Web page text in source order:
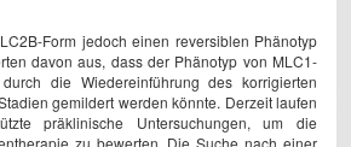
Form jedoch einen reversiblen Phänotyp
davon aus, dass der Phänotyp von MLC1-
die Wiedereinführung des korrigierten
gemildert werden könnte. Derzeit laufen
präklinische Untersuchungen, um die
zu bewerten. Die Suche nach einer